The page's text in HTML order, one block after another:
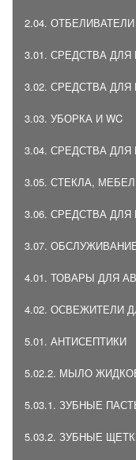
2.04.
3.01. СРЕДСТВА ДЛЯ
3.02. СРЕДСТВА
3.03. УБОРКА И WC
3.04. СРЕДСТВА
3.05. СТЕКЛА,
3.06. СРЕДСТВА
3.07.
4.01. ТОВАРЫ ДЛЯ
4.02. ОСВЕЖИТЕЛИ
5.01. АНТИСЕПТИКИ
5.02.2. МЫЛО
5.03.1. ЗУБНЫЕ
5.03.2. ЗУБНЫЕ